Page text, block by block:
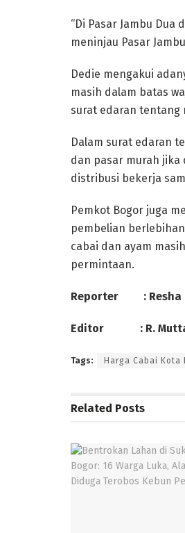
“Di Pasar Jambu
meninjau Pasar
Dedie mengakui
masih dalam batas
surat edaran tentang
Dalam surat edaran
dan pasar murah
distribusi bekerja
Pemkot Bogor juga
pembelian
cabai dan ayam
permintaan.
Reporter : Resha
Editor : R.
Tags: Harga Cabai Kota
Related Posts